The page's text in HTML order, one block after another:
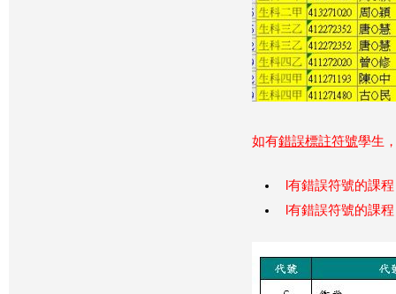
如有錯誤標註符號學生
l有錯誤符號的課
l有錯誤符號的課